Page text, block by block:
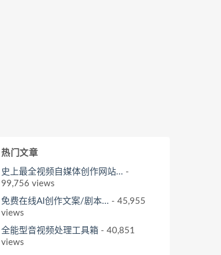
热门文章
史上最全视频自媒体创作网站... -
99,756 views
免费在线AI创作文案/剧本... - 45,955
views
全能型音视频处理工具箱 - 40,851
views